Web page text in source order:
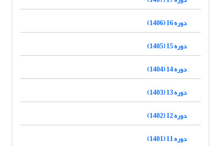
دوره 16 (1406)
دوره 15 (1405)
دوره 14 (1404)
دوره 13 (1403)
دوره 12 (1402)
دوره 11 (1401)